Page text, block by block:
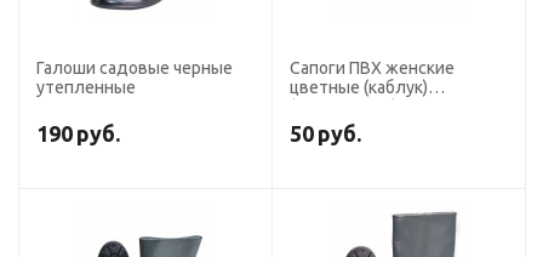
Галоши садовые черные
утепленные
190 руб.
Сапоги ПВХ женские
цветные (каблук)
50 руб.